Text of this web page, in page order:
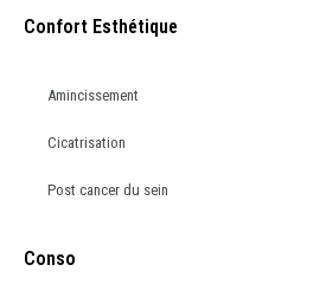
Confort Esthétique
Amincissement
Cicatrisation
Post cancer du sein
Conso